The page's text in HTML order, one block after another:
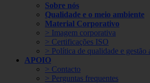
Sobre nós
Qualidade e o meio ambiente
Material Corporativo
> Imagem corporativa
> Certificações ISO
> Política de qualidade e gestão
APOIO
> Contacto
> Perguntas frequentes